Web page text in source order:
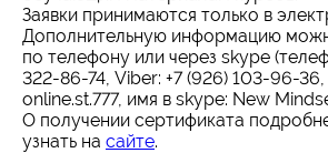
Заявки принимаются только в
Дополнительную информацию
по телефону или через skype
322-86-74, Viber: +7 (926) 103-96-36,
online.st.777, имя в skype: New
О получении сертификата
узнать на сайте.